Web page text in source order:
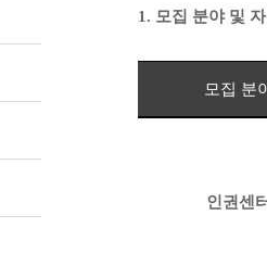
1. 모집 분야 및
모집 분
인권센